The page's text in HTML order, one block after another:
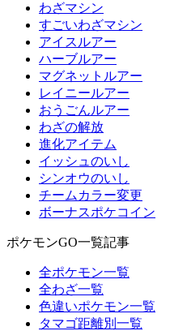
わざマシン
すごいわざマシン
アイスルアー
ハーブルアー
マグネットルアー
レイニールアー
おうごんルアー
わざの解放
進化アイテム
イッシュのいし
シンオウのいし
チームカラー変更
ボーナスポケコイン
ポケモンGO一覧記事
全ポケモン一覧
全わざ一覧
色違いポケモン一覧
タマゴ距離別一覧